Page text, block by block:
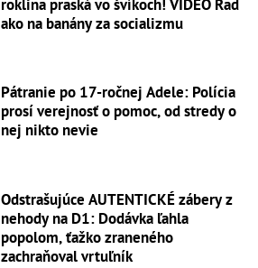
roklina praská vo švíkoch! VIDEO Rad
ako na banány za socializmu
Pátranie po 17-ročnej Adele: Polícia
prosí verejnosť o pomoc, od stredy o
nej nikto nevie
Odstrašujúce AUTENTICKÉ zábery z
nehody na D1: Dodávka ľahla
popolom, ťažko zraneného
zachraňoval vrtuľník